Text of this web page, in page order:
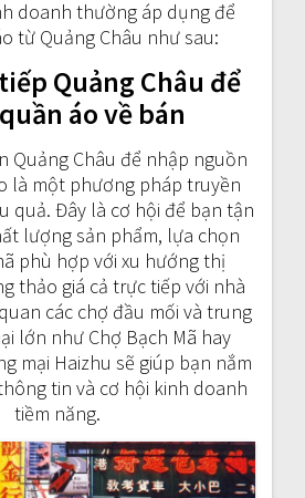
doanh thường áp dụng để
từ Quảng Châu như sau:
Quảng Châu để
áo về bán
Quảng Châu để nhập nguồn
là một phương pháp truyền
quả. Đây là cơ hội để bạn tận
lượng sản phẩm, lựa chọn
phù hợp với xu hướng thị
thảo giá cả trực tiếp với nhà
các chợ đầu mối và trung
lớn như Chợ Bạch Mã hay
mại Haizhu sẽ giúp bạn nắm
tin và cơ hội kinh doanh
tiềm năng.